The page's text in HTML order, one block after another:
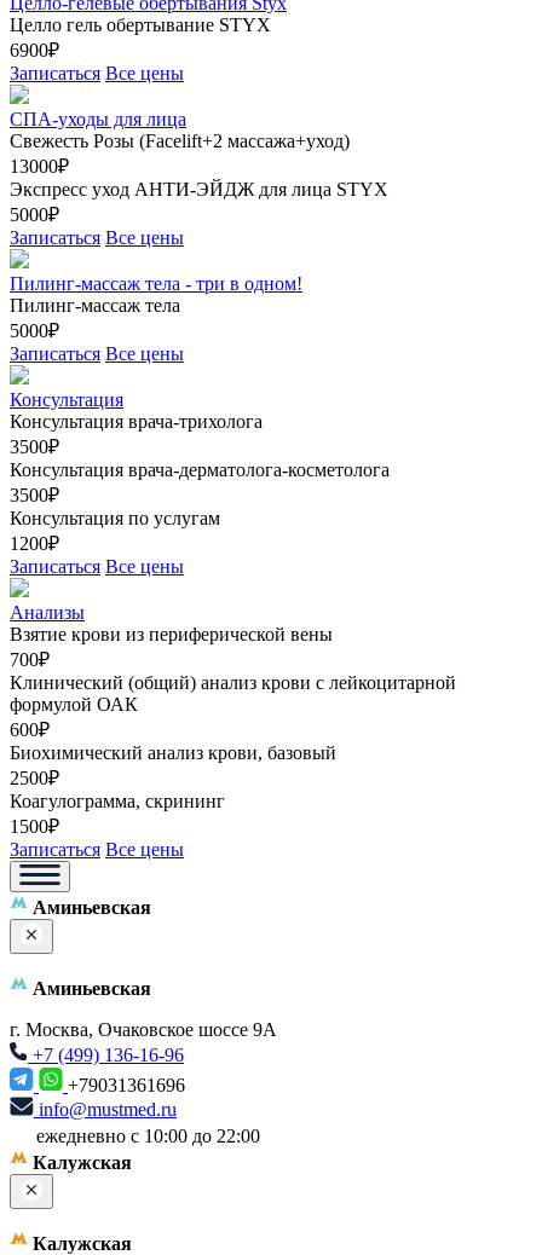
Целло гель обертывание STYX
6900₽
Записаться Все цены
СПА-уходы для лица
Свежесть Розы (Facelift+2 массажа+уход)
13000₽
Экспресс уход АНТИ-ЭЙДЖ для лица STYX
5000₽
Записаться Все цены
Пилинг-массаж тела - три в одном!
Пилинг-массаж тела
5000₽
Записаться Все цены
Консультация
Консультация врача-трихолога
3500₽
Консультация врача-дерматолога-косметолога
3500₽
Консультация по услугам
1200₽
Записаться Все цены
Анализы
Взятие крови из периферической вены
700₽
Клинический (общий) анализ крови с лейкоцитарной
формулой ОАК
600₽
Биохимический анализ крови, базовый
2500₽
Коагулограмма, скрининг
1500₽
Записаться Все цены
Аминьевская
Аминьевская
г. Москва, Очаковское шоссе 9А
+7 (499) 136-16-96
+79031361696
info@mustmed.ru
ежедневно с 10:00 до 22:00
Калужская
Калужская